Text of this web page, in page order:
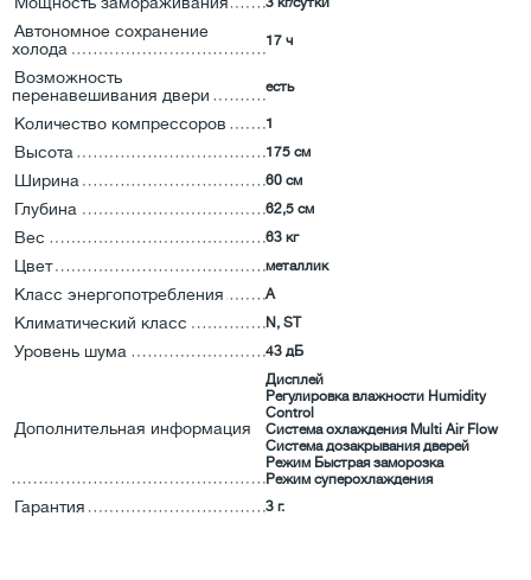
Автономное сохранение
холода
17 ч
Возможность
перенавешивания двери
есть
Количество компрессоров 1
Высота 175 см
Ширина 60 см
Глубина 62,5 см
Вес 63 кг
Цвет металлик
Класс энергопотребления А
Климатический класс N, ST
Уровень шума 43 дБ
Дополнительная информация
Дисплей
Регулировка влажности Humidity
Control
Система охлаждения Multi Air Flow
Система дозакрывания дверей
Режим Быстрая заморозка
Режим суперохлаждения
Гарантия 3 г.